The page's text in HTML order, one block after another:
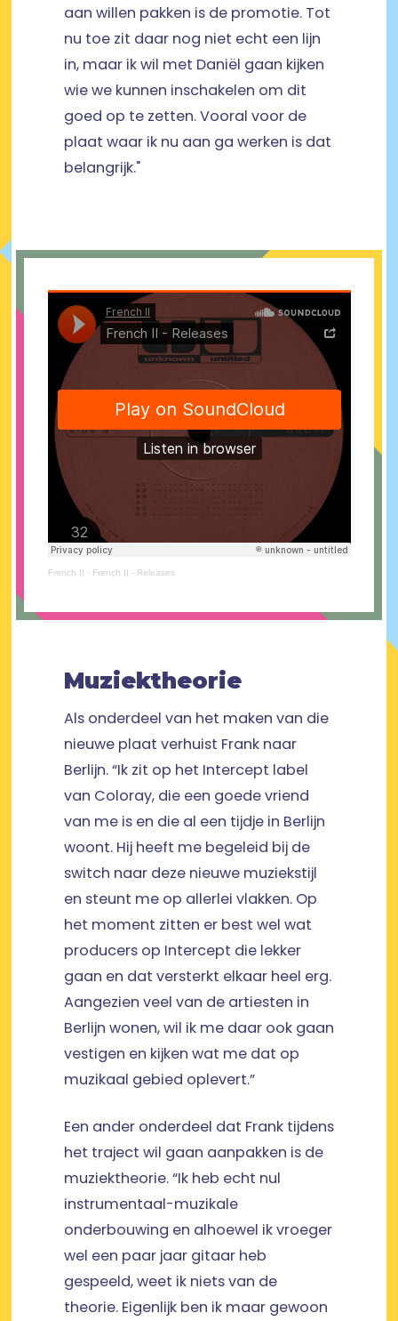
aan willen pakken is de promotie. Tot
nu toe zit daar nog niet echt een lijn
in, maar ik wil met Daniël gaan kijken
wie we kunnen inschakelen om dit
goed op te zetten. Vooral voor de
plaat waar ik nu aan ga werken is dat
belangrijk."
French II · French II - Releases
Muziektheorie
Als onderdeel van het maken van die
nieuwe plaat verhuist Frank naar
Berlijn. “Ik zit op het Intercept label
van Coloray, die een goede vriend
van me is en die al een tijdje in Berlijn
woont. Hij heeft me begeleid bij de
switch naar deze nieuwe muziekstijl
en steunt me op allerlei vlakken. Op
het moment zitten er best wel wat
producers op Intercept die lekker
gaan en dat versterkt elkaar heel erg.
Aangezien veel van de artiesten in
Berlijn wonen, wil ik me daar ook gaan
vestigen en kijken wat me dat op
muzikaal gebied oplevert.”
Een ander onderdeel dat Frank tijdens
het traject wil gaan aanpakken is de
muziektheorie. “Ik heb echt nul
instrumentaal-muzikale
onderbouwing en alhoewel ik vroeger
wel een paar jaar gitaar heb
gespeeld, weet ik niets van de
theorie. Eigenlijk ben ik maar gewoon